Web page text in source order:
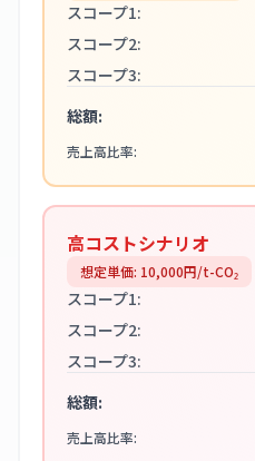
スコープ1:
スコープ2:
スコープ3:
総額:
売上高比率:
高コストシナリオ
想定単価: 10,000円/t-CO₂
スコープ1:
スコープ2:
スコープ3:
総額:
売上高比率: